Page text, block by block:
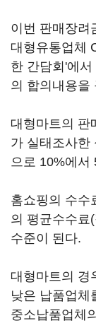
이번 판매장려
대형유통업체
한 간담회'에
의 합의내용을
대형마트의 판
가 실태조사한
으로 10%에서
홈쇼핑의 수수
의 평균수수료
수준이 된다.
대형마트의 경
낮은 납품업체
중소납품업체